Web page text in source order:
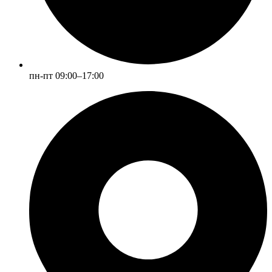
пн-пт 09:00–17:00